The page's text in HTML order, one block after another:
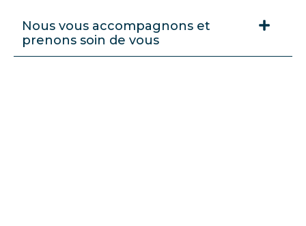
Nous vous accompagnons et
prenons soin de vous